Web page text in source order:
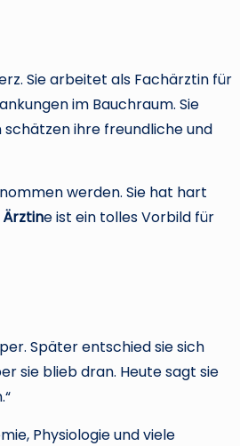
Sie arbeitet als Fachärztin für
im Bauchraum. Sie
ihre freundliche und
werden. Sie hat hart
e ist ein tolles Vorbild für
Später entschied sie sich
sie blieb dran. Heute sagt sie
Physiologie und viele